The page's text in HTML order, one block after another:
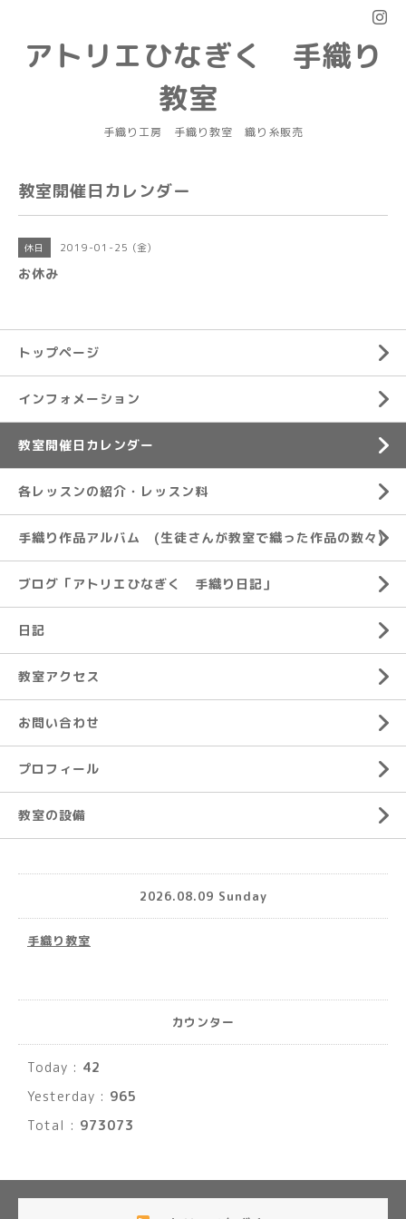
アトリエひなぎく 手織り
教室
手織り工房 手織り教室 織り糸販売
教室開催日カレンダー
休日 2019-01-25 (金)
お休み
トップページ
インフォメーション
教室開催日カレンダー
各レッスンの紹介・レッスン料
手織り作品アルバム (生徒さんが教室で織った作品の数々)
ブログ「アトリエひなぎく 手織り日記」
日記
教室アクセス
お問い合わせ
プロフィール
教室の設備
2026.08.09 Sunday
手織り教室
カウンター
Today : 42
Yesterday : 965
Total : 973073